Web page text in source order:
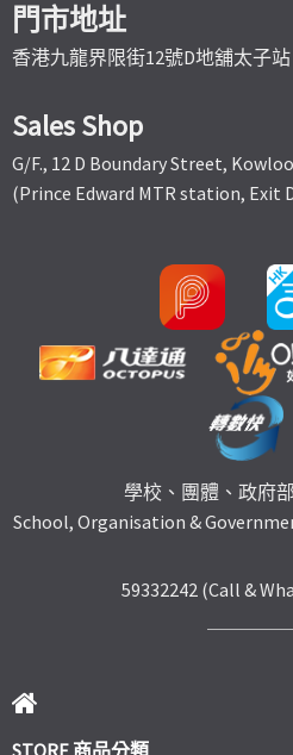
門市地址
香港九龍界限街12號D地舖太子站
Sales Shop
G/F., 12 D Boundary Street,
(Prince Edward MTR station, Exit
學校、團體、政府
School, Organisation &
59332242 (Call &
STORE 商品分類